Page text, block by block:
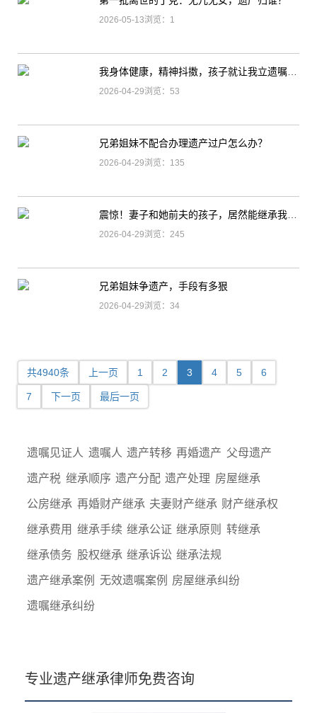
2026-05-13浏览：1
我身体健康，精神抖擞，孩子就让我立遗嘱，是不是太早了？
2026-04-29浏览：53
兄弟姐妹不配合办理遗产过户怎么办？
2026-04-29浏览：135
震惊！妻子和她前夫的孩子，居然能继承我的财产？
2026-04-29浏览：245
兄弟姐妹争遗产，手段有多狠
2026-04-29浏览：34
共4940条 上一页 1 2 3 4 5 6
7 下一页 最后一页
遗嘱见证人 遗嘱人 遗产转移 再婚遗产 父母遗产
遗产税 继承顺序 遗产分配 遗产处理 房屋继承
公房继承 再婚财产继承 夫妻财产继承 财产继承权
继承费用 继承手续 继承公证 继承原则 转继承
继承债务 股权继承 继承诉讼 继承法规
遗产继承案例 无效遗嘱案例 房屋继承纠纷
遗嘱继承纠纷
专业遗产继承律师免费咨询